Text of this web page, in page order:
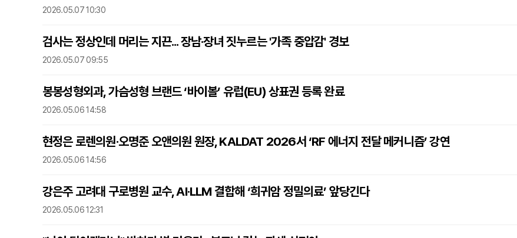
2026.05.07 10:30
검사는 정상인데 머리는 지끈... 장남·장녀 짓누르는 '가족 중압감' 경보
2026.05.07 09:55
봉봉성형외과, 가슴성형 브랜드 ‘바이볼’ 유럽(EU) 상표권 등록 완료
2026.05.06 14:58
현정은 로렌의원·오명준 오앤의원 원장, KALDAT 2026서 ‘RF 에너지 전달 메커니즘’ 강연
2026.05.06 14:56
강은주 고려대 구로병원 교수, AI·LLM 결합해 ‘희귀암 정밀의료’ 앞당긴다
2026.05.06 12:31